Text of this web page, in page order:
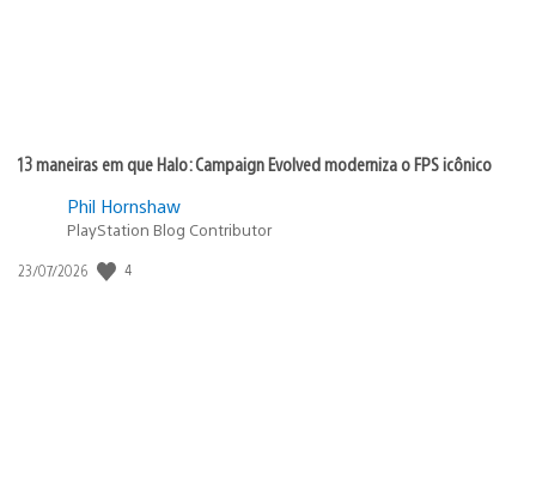
13 maneiras em que Halo: Campaign Evolved moderniza o FPS icônico
Phil Hornshaw
PlayStation Blog Contributor
Data
23/07/2026 4